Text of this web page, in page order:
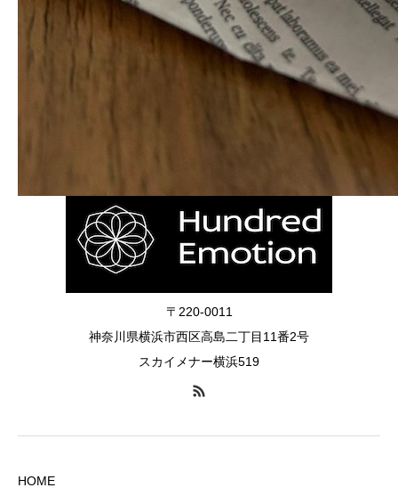
2024年 おうさまペッパーに関わって
〒220-0011
神奈川県横浜市西区高島二丁目11番2号
スカイメナー横浜519
HOME